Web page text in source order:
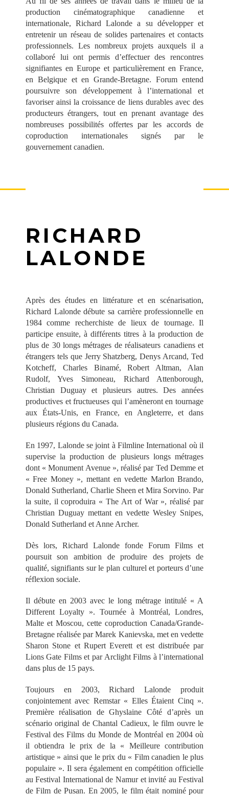
production cinématographique canadienne et
internationale, Richard Lalonde a su développer et
entretenir un réseau de solides partenaires et contacts
professionnels. Les nombreux projets auxquels il a
collaboré lui ont permis d’effectuer des rencontres
signifiantes en Europe et particulièrement en France,
en Belgique et en Grande-Bretagne. Forum entend
poursuivre son développement à l’international et
favoriser ainsi la croissance de liens durables avec des
producteurs étrangers, tout en prenant avantage des
nombreuses possibilités offertes par les accords de
coproduction internationales signés par le
gouvernement canadien.
RICHARD
LALONDE
Après des études en littérature et en scénarisation,
Richard Lalonde débute sa carrière professionnelle en
1984 comme recherchiste de lieux de tournage. Il
participe ensuite, à différents titres à la production de
plus de 30 longs métrages de réalisateurs canadiens et
étrangers tels que Jerry Shatzberg, Denys Arcand, Ted
Kotcheff, Charles Binamé, Robert Altman, Alan
Rudolf, Yves Simoneau, Richard Attenborough,
Christian Duguay et plusieurs autres. Des années
productives et fructueuses qui l’amèneront en tournage
aux États-Unis, en France, en Angleterre, et dans
plusieurs régions du Canada.
En 1997, Lalonde se joint à Filmline International où il
supervise la production de plusieurs longs métrages
dont « Monument Avenue », réalisé par Ted Demme et
« Free Money », mettant en vedette Marlon Brando,
Donald Sutherland, Charlie Sheen et Mira Sorvino. Par
la suite, il coproduira « The Art of War », réalisé par
Christian Duguay mettant en vedette Wesley Snipes,
Donald Sutherland et Anne Archer.
Dès lors, Richard Lalonde fonde Forum Films et
poursuit son ambition de produire des projets de
qualité, signifiants sur le plan culturel et porteurs d’une
réflexion sociale.
Il débute en 2003 avec le long métrage intitulé « A
Different Loyalty ». Tournée à Montréal, Londres,
Malte et Moscou, cette coproduction Canada/Grande-
Bretagne réalisée par Marek Kanievska, met en vedette
Sharon Stone et Rupert Everett et est distribuée par
Lions Gate Films et par Arclight Films à l’international
dans plus de 15 pays.
Toujours en 2003, Richard Lalonde produit
conjointement avec Remstar « Elles Étaient Cinq ».
Première réalisation de Ghyslaine Côté d’après un
scénario original de Chantal Cadieux, le film ouvre le
Festival des Films du Monde de Montréal en 2004 où
il obtiendra le prix de la « Meilleure contribution
artistique » ainsi que le prix du « Film canadien le plus
populaire ». Il sera également en compétition officielle
au Festival International de Namur et invité au Festival
de Film de Pusan. En 2005, le film était nominé pour